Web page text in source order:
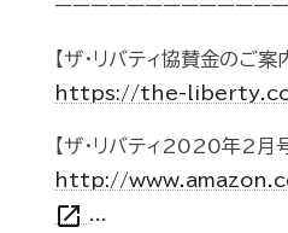
ーーーーーーーーーーーー
【ザ・リバティ協賛金のご案
https://the-
【ザ・リバティ2020年2月
http://
open_in_new ...